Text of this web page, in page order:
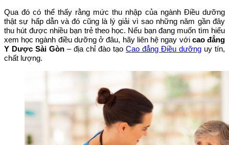
Qua đó có thể thấy rằng mức thu nhập của ngành Điều dưỡng
thật sự hấp dẫn và đó cũng là lý giải vì sao những năm gần đây
thu hút được nhiều bạn trẻ theo học. Nếu bạn đang muốn tìm hiểu
xem học ngành điều dưỡng ở đâu, hãy liên hệ ngay với cao đẳng
Y Dược Sài Gòn – địa chỉ đào tạo Cao đẳng Điều dưỡng uy tín,
chất lượng.